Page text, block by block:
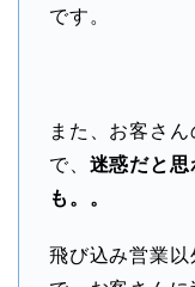
です。
また、お客さ
で、 迷惑だと思
も。。
飛び込み営業